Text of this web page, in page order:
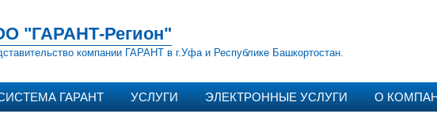
"ГАРАНТ-Регион"
компании ГАРАНТ в г.Уфа и Республике Башкортостан.
ГАРАНТ УСЛУГИ ЭЛЕКТРОННЫЕ УСЛУГИ О